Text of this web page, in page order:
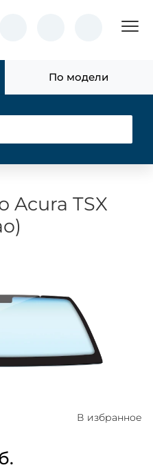
По модели
Acura TSX
В избранное